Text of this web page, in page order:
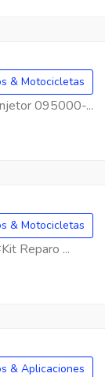
& Motocicletas
095000-...
& Motocicletas
Reparo ...
& Aplicaciones